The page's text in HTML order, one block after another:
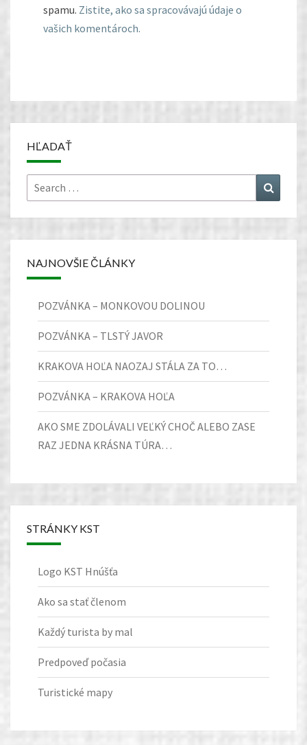
spamu. Zistite, ako sa spracovávajú údaje o
vašich komentároch.
HĽADAŤ
Search
for:
NAJNOVŠIE ČLÁNKY
POZVÁNKA – MONKOVOU DOLINOU
POZVÁNKA – TLSTÝ JAVOR
KRAKOVA HOĽA NAOZAJ STÁLA ZA TO…
POZVÁNKA – KRAKOVA HOĽA
AKO SME ZDOLÁVALI VEĽKÝ CHOČ ALEBO ZASE
RAZ JEDNA KRÁSNA TÚRA…
STRÁNKY KST
Logo KST Hnúšťa
Ako sa stať členom
Každý turista by mal
Predpoveď počasia
Turistické mapy